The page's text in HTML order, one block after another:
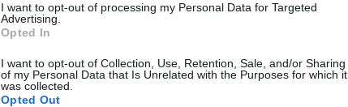
I want to opt-out of processing my Personal Data for Targeted
Advertising.
Opted In
I want to opt-out of Collection, Use, Retention, Sale, and/or Sharing
of my Personal Data that Is Unrelated with the Purposes for which it
was collected.
Opted Out